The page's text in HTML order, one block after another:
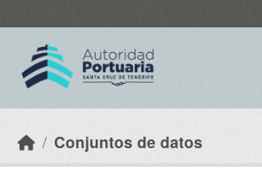
Conjuntos de datos